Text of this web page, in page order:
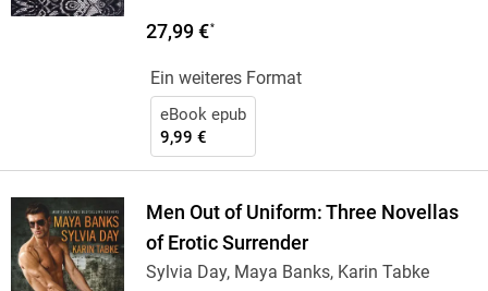
27,99 €*
Ein weiteres Format
eBook epub
9,99 €
Men Out of Uniform: Three Novellas
of Erotic Surrender
Sylvia Day, Maya Banks, Karin Tabke